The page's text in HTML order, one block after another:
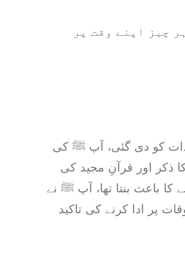
چیز اپنے وقت پر
کو دی گئی، آپ ﷺ کی
ذکر اور قرآنِ مجید کی
کا باعث بنتا تھا، آپ ﷺ نے
پر ادا کرنے کی تاکید